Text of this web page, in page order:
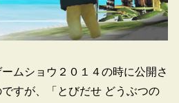
ムショウ２０１４の時に公開さ
すが、「とびだせ どうぶつの